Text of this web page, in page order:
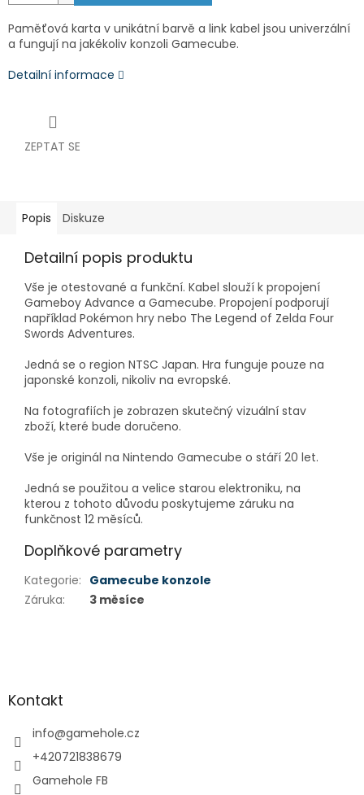
Paměťová karta v unikátní barvě a link kabel jsou univerzální
a fungují na jakékoliv konzoli Gamecube.
Detailní informace
ZEPTAT SE
Popis Diskuze
Detailní popis produktu
Vše je otestované a funkční. Kabel slouží k propojení
Gameboy Advance a Gamecube. Propojení podporují
například Pokémon hry nebo The Legend of Zelda Four
Swords Adventures.
Jedná se o region NTSC Japan. Hra funguje pouze na
japonské konzoli, nikoliv na evropské.
Na fotografiích je zobrazen skutečný vizuální stav
zboží, které bude doručeno.
Vše je originál na Nintendo Gamecube o stáří 20 let.
Jedná se použitou a velice starou elektroniku, na
kterou z tohoto důvodu poskytujeme záruku na
funkčnost 12 měsíců.
Doplňkové parametry
Kategorie: Gamecube konzole
Záruka: 3 měsíce
aKontakt
info@gamehole.cz
+420721838679
Gamehole FB